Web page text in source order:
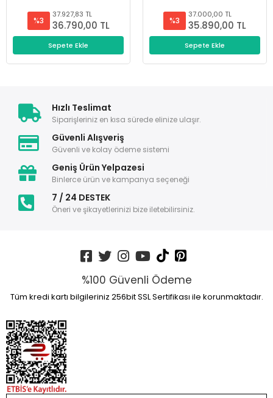
%3
37.927,83 TL
36.790,00 TL
Sepete Ekle
%3
37.000,00 TL
35.890,00 TL
Sepete Ekle
Hızlı Teslimat
Siparişleriniz en kısa sürede elinize ulaşır.
Güvenli Alışveriş
Güvenli ve kolay ödeme sistemi
Geniş Ürün Yelpazesi
Binlerce ürün ve kampanya seçeneği
7 / 24 DESTEK
Öneri ve şikayetlerinizi bize iletebilirsiniz.
%100 Güvenli Ödeme
Tüm kredi kartı bilgileriniz 256bit SSL Sertifikası ile korunmaktadır.